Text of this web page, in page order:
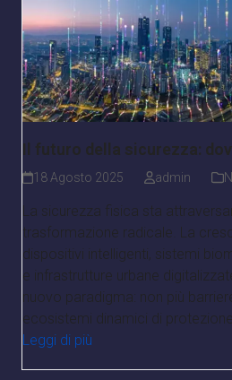
Il futuro della sicurezza:
18 Agosto 2025 admin
La sicurezza fisica sta
trasformazione radicale. La
dispositivi intelligenti, sistemi
e infrastrutture urbane
nuovo paradigma: non più
ecosistemi dinamici di
Leggi di più